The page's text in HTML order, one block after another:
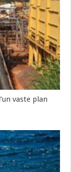
vaste plan